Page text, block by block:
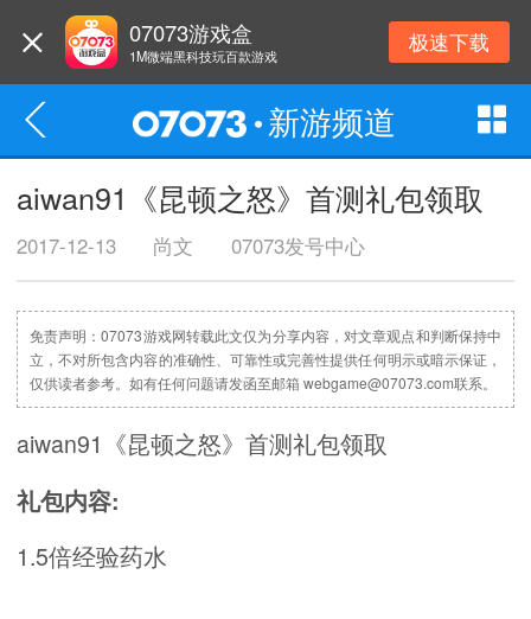
07073游戏盒
1M微端黑科技玩百款游戏 极速下载
新游频道
aiwan91《昆顿之怒》首测礼包领取
2017-12-13 尚文 07073发号中心
免责声明：07073游戏网转载此文仅为分享内容，对文章观点和判断保持中
立，不对所包含内容的准确性、可靠性或完善性提供任何明示或暗示保证，
仅供读者参考。如有任何问题请发函至邮箱 webgame@07073.com联系。
aiwan91《昆顿之怒》首测礼包领取
礼包内容:
1.5倍经验药水